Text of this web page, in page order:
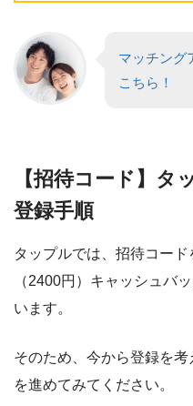
マッチング
こちら！
【招待コード】タ
登録手順
タップルでは、招待コー
（2400円）キャッシュバ
います。
そのため、今から登録を
を進めてみてください。